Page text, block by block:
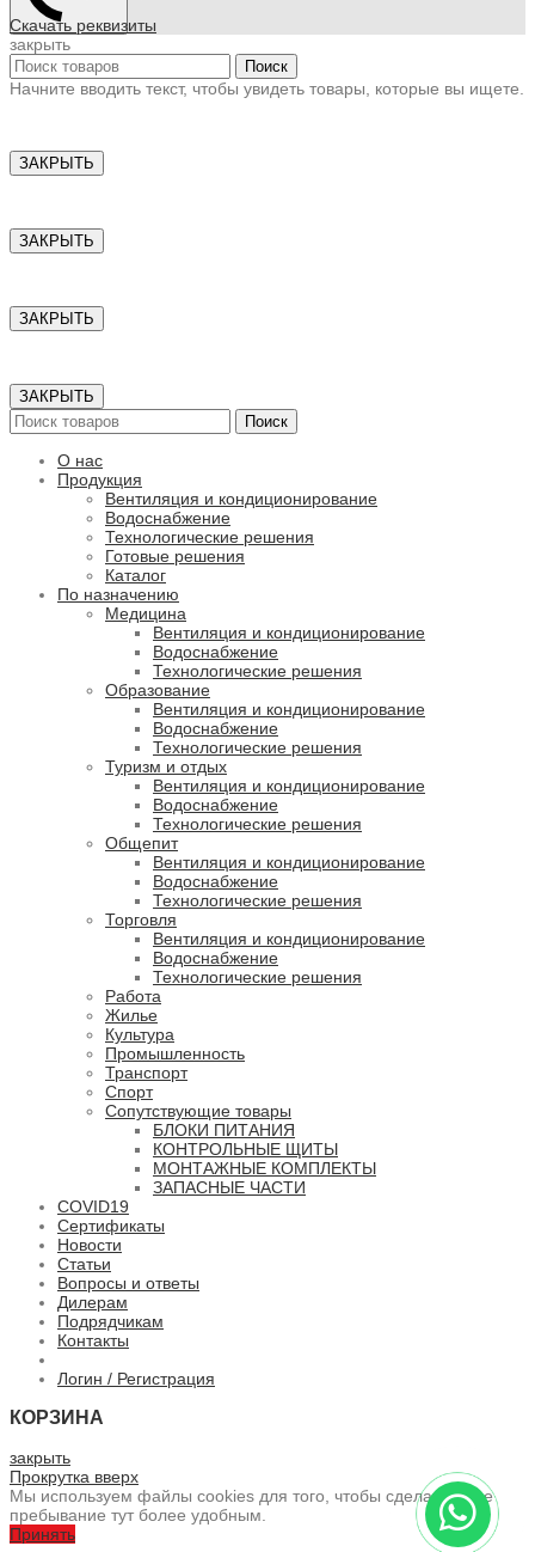
Скачать реквизиты
закрыть
Поиск
Начните вводить текст, чтобы увидеть товары, которые вы ищете.
ЗАКРЫТЬ
ЗАКРЫТЬ
ЗАКРЫТЬ
ЗАКРЫТЬ
Поиск
О нас
Продукция
Вентиляция и кондиционирование
Водоснабжение
Технологические решения
Готовые решения
Каталог
По назначению
Медицина
Вентиляция и кондиционирование
Водоснабжение
Технологические решения
Образование
Вентиляция и кондиционирование
Водоснабжение
Технологические решения
Туризм и отдых
Вентиляция и кондиционирование
Водоснабжение
Технологические решения
Общепит
Вентиляция и кондиционирование
Водоснабжение
Технологические решения
Торговля
Вентиляция и кондиционирование
Водоснабжение
Технологические решения
Работа
Жилье
Культура
Промышленность
Транспорт
Спорт
Сопутствующие товары
БЛОКИ ПИТАНИЯ
КОНТРОЛЬНЫЕ ЩИТЫ
МОНТАЖНЫЕ КОМПЛЕКТЫ
ЗАПАСНЫЕ ЧАСТИ
COVID19
Сертификаты
Новости
Статьи
Вопросы и ответы
Дилерам
Подрядчикам
Контакты
Логин / Регистрация
КОРЗИНА
закрыть
Прокрутка вверх
Мы используем файлы cookies для того, чтобы сделать ваше
пребывание тут более удобным.
Принять